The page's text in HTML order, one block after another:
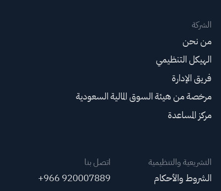
الشركة
من نحن
الهيكل التنظيمي
فريق الإدارة
مرخصة من هيئة السوق المالية السعودية
مركز المساعدة
التشريعية والتنظيمية
الشروط والأحكام
اتصل بنا
+966 920007889